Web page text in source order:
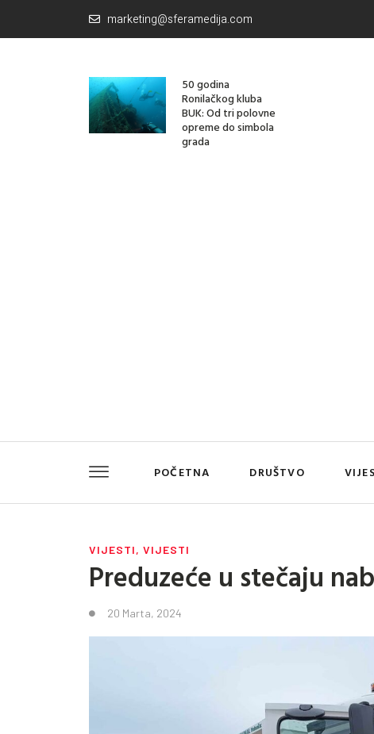
marketing@sferamedija.com
50 godina
Ronilačkog kluba
BUK: Od tri polovne
opreme do simbola
grada
POČETNA DRUŠTVO
VIJESTI, VIJESTI
Preduzeće u stečaju
20 Marta, 2024